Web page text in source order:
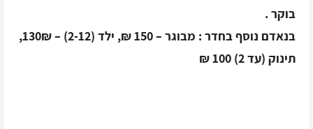
בוקר .
בנאדם נוסף בחדר : מבוגר – 150 ₪, ילד (2-12) – 130₪,
תינוק (עד 2)
100 ₪